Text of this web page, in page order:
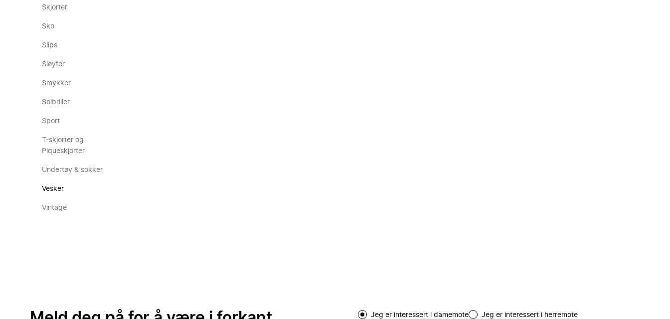
Skjorter
Sko
Slips
Sløyfer
Smykker
Solbriller
Sport
T-skjorter og
Piqueskjorter
Undertøy & sokker
Vesker
Vintage
Jeg er interessert i damemote Jeg er interessert i herremote